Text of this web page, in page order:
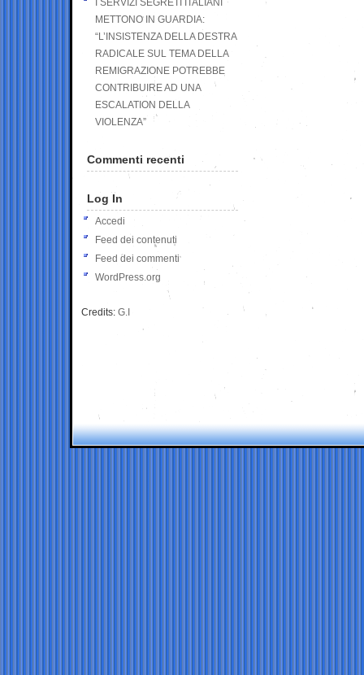
I SERVIZI SEGRETI ITALIANI
METTONO IN GUARDIA:
“L’INSISTENZA DELLA DESTRA
RADICALE SUL TEMA DELLA
REMIGRAZIONE POTREBBE
CONTRIBUIRE AD UNA
ESCALATION DELLA
VIOLENZA”
Commenti recenti
Log In
Accedi
Feed dei contenuti
Feed dei commenti
WordPress.org
Credits: G.I